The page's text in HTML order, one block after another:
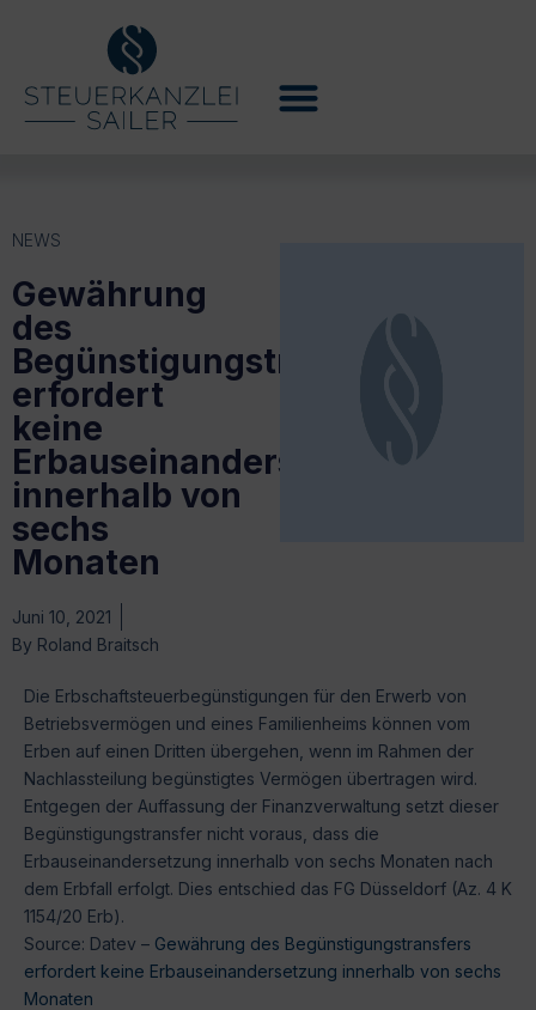
NEWS
Gewährung
des
Begünstigungstransfers
erfordert
keine
Erbauseinandersetzung
innerhalb von
sechs
Monaten
Juni 10, 2021
By Roland Braitsch
Die Erbschaftsteuerbegünstigungen für den Erwerb von
Betriebsvermögen und eines Familienheims können vom
Erben auf einen Dritten übergehen, wenn im Rahmen der
Nachlassteilung begünstigtes Vermögen übertragen wird.
Entgegen der Auffassung der Finanzverwaltung setzt dieser
Begünstigungstransfer nicht voraus, dass die
Erbauseinandersetzung innerhalb von sechs Monaten nach
dem Erbfall erfolgt. Dies entschied das FG Düsseldorf (Az. 4 K
1154/20 Erb).
Source: Datev – Gewährung des Begünstigungstransfers
erfordert keine Erbauseinandersetzung innerhalb von sechs
Monaten